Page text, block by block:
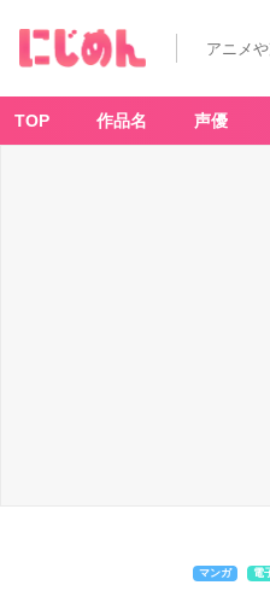
アニメ
TOP 作品名 声優
マンガ 電